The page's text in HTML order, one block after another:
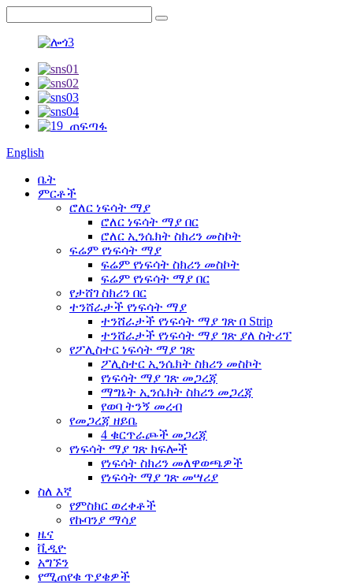
English
ቤት
ምርቶች
ሮለር ነፍሳት ማያ
ሮለር ነፍሳት ማያ በር
ሮለር ኢንሴክት ስክሪን መስኮት
ፍሬም የነፍሳት ማያ
ፍሬም የነፍሳት ስክሪን መስኮት
ፍሬም የነፍሳት ማያ በር
የታሸገ ስክሪን በር
ተንሸራታች የነፍሳት ማያ
ተንሸራታች የነፍሳት ማያ ገጽ በ Strip
ተንሸራታች የነፍሳት ማያ ገጽ ያለ ስትሪፕ
የፖሊስተር ነፍሳት ማያ ገጽ
ፖሊስተር ኢንሴክት ስክሪን መስኮት
የነፍሳት ማያ ገጽ መጋረጃ
ማግኔት ኢንሴክት ስክሪን መጋረጃ
የወባ ትንኝ መረብ
የመጋረጃ ዘይቤ
4 ቁርጥራጮች መጋረጃ
የነፍሳት ማያ ገጽ ክፍሎች
የነፍሳት ስክሪን መለዋወጫዎች
የነፍሳት ማያ ገጽ መሣሪያ
ስለ እኛ
የምስክር ወረቀቶች
የኩባንያ ማሳያ
ዜና
ቪዲዮ
አግኙን
የሚጠየቁ ጥያቄዎች